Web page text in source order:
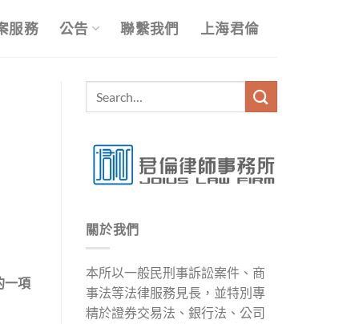
服務 公告 聯繫我們 上海君倫
一項
關於我們
本所以一般民刑事訴訟案件、商
事法等法律服務見長，並特別專
精於證券交易法、銀行法、公司